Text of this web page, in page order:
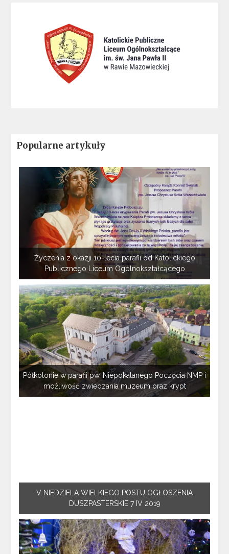
Popularne artykuły
Życzenia z okazji 10-lecia parafii od Katolickiego
Publicznego Liceum Ogólnokształcącego
Półkolonie w parafii pw. Niepokalanego Poczęcia NMP i
możliwość zwiedzania muzeum oraz krypt
V NIEDZIELA WIELKIEGO POSTU OGŁOSZENIA
DUSZPASTERSKIE 7 IV 2019